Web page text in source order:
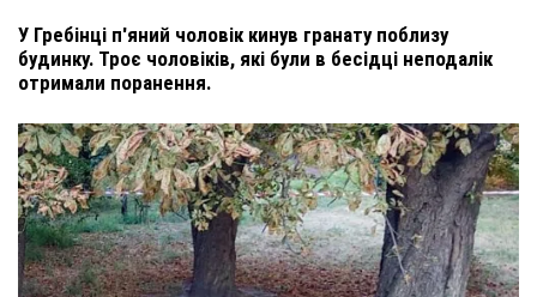
У Гребінці п'яний чоловік кинув гранату поблизу
будинку. Троє чоловіків, які були в бесідці неподалік
отримали поранення.